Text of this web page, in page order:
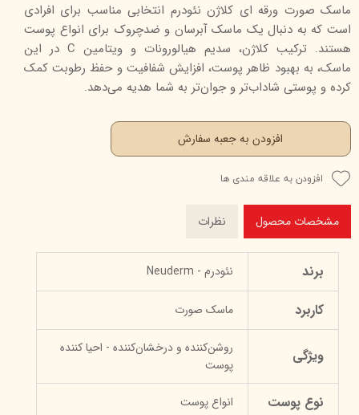
ماسک صورت ورقه‌ ای کلاژن نئودرم انتخابی مناسب برای افرادی
است که به دنبال یک ماسک آبرسان و ضدچروک برای انواع پوست
هستند. ترکیب کلاژن، سدیم هیالورونات و ویتامین C در این
ماسک، به بهبود ظاهر پوست، افزایش شفافیت و حفظ رطوبت کمک
کرده و پوستی شاداب‌تر و جوان‌تر به شما هدیه می‌دهد.
افزودن به جعبه سفارش
افزودن به علاقه مندی ها
مشخصات محصول نظرات
برند نئودرم - Neuderm
کاربرد ماسک صورت
ویژگی
روشن‌کننده و درخشان‌کننده - احیا کننده
پوست
نوع پوست انواع پوست